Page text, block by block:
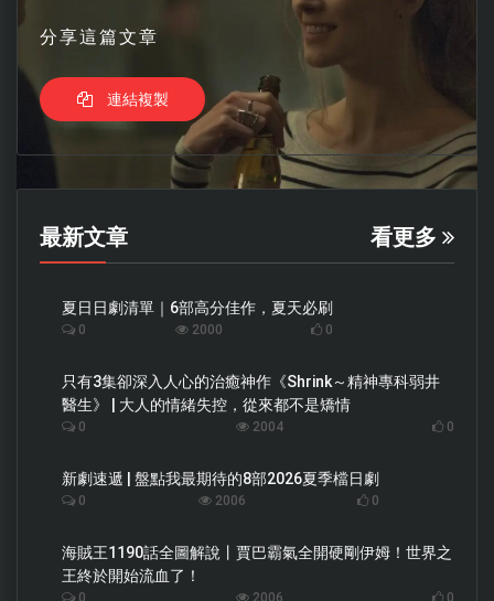
分享這篇文章
連結複製
最新文章 看更多
夏日日劇清單｜6部高分佳作，夏天必刷
0 2000 0
只有3集卻深入人心的治癒神作《Shrink～精神專科弱井
醫生》 | 大人的情緒失控，從來都不是矯情
0 2004 0
新劇速遞 | 盤點我最期待的8部2026夏季檔日劇
0 2006 0
海賊王1190話全圖解說丨賈巴霸氣全開硬剛伊姆！世界之
王終於開始流血了！